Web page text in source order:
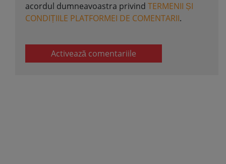
acordul dumneavoastra privind TERMENII ȘI
CONDIȚIILE PLATFORMEI DE COMENTARII.
Activează comentariile